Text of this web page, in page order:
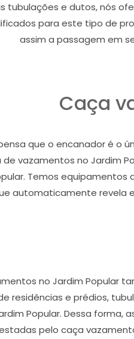
tubulações e dutos, nós
para este tipo de
assim a passagem em
Caça
que o encanador é o
de vazamentos no Jardim
Temos
automaticamente revela
no Jardim Popular
residências e prédios,
Popular. Dessa
pelo caça